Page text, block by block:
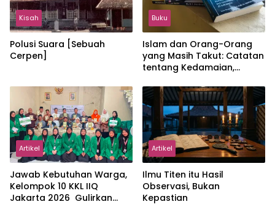
Kisah
Polusi Suara [Sebuah
Cerpen]
Buku
Islam dan Orang-Orang
yang Masih Takut: Catatan
tentang Kedamaian,
dalam Pemikiran Masykuri
Abdillah
Artikel
Jawab Kebutuhan Warga,
Kelompok 10 KKL IIQ
Jakarta 2026 Gulirkan
Artikel
Ilmu Titen itu Hasil
Observasi, Bukan
Kepastian